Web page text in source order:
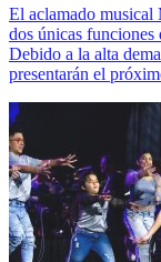
El aclamado musical
dos únicas
Debido a la alta
presentarán el